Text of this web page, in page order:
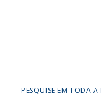
PESQUISE EM TODA